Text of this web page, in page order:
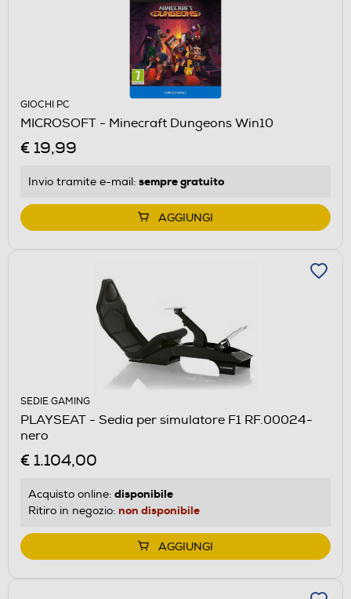
GIOCHI PC
MICROSOFT - Minecraft Dungeons Win10
€ 19,99
Invio tramite e-mail: sempre gratuito
AGGIUNGI
SEDIE GAMING
PLAYSEAT - Sedia per simulatore F1 RF.00024-
nero
€ 1.104,00
Acquisto online: disponibile
Ritiro in negozio: non disponibile
AGGIUNGI